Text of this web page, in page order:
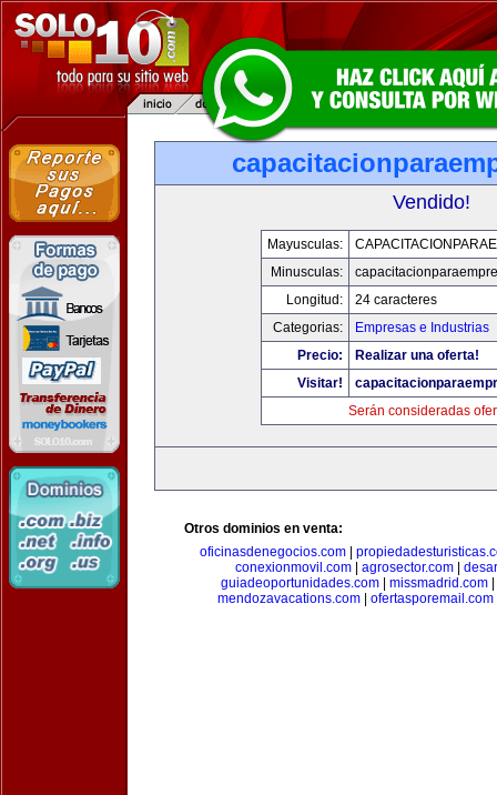
Vendido!
Mayusculas:
Minusculas:
Longitud:
24 caracteres
Categorias:
Empresas e Industrias
Precio:
Realizar una oferta!
Visitar!
Serán consideradas
Otros dominios en venta:
oficinasdenegocios.com
conexionmovil.com
agrosector.com
guiadeoportunidades.com| missmadrid.com|
mendozavacations.com
ofertasporemail.com